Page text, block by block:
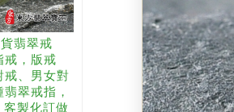
翡翠戒
戒，版戒
戒、男女對
翠戒指，
製化訂做